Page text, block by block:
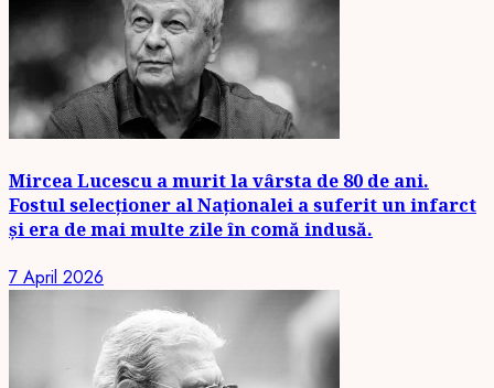
Mircea Lucescu a murit la vârsta de 80 de ani.
Fostul selecționer al Naționalei a suferit un infarct
și era de mai multe zile în comă indusă.
7 April 2026